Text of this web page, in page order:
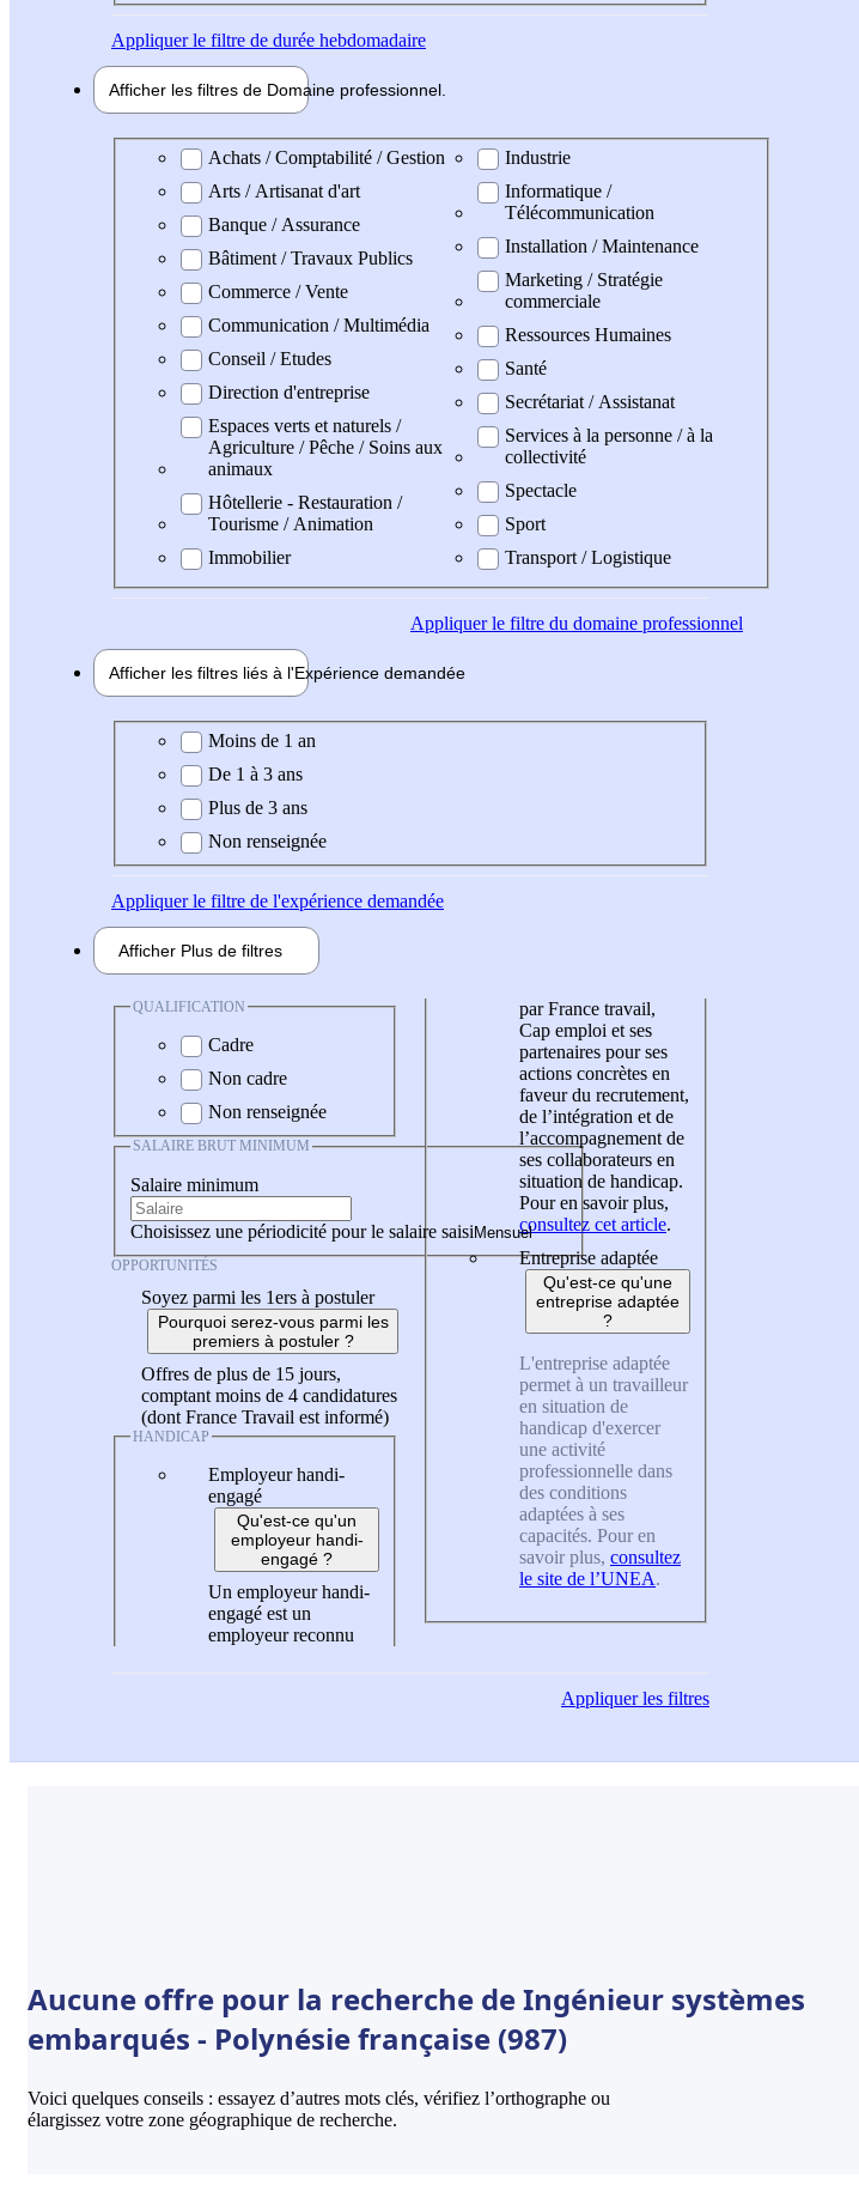
Appliquerle filtre de durée hebdomadaire
Afficher les filtres de Domaine professionnel
Domaine professionel
Achats / Comptabilité / Gestion
Arts / Artisanat d'art
Banque / Assurance
Bâtiment / Travaux Publics
Commerce / Vente
Communication / Multimédia
Conseil / Etudes
Direction d'entreprise
Espaces verts et naturels /
Agriculture / Pêche / Soins aux
animaux
Hôtellerie - Restauration /
Tourisme / Animation
Immobilier
Industrie
Informatique /
Télécommunication
Installation / Maintenance
Marketing / Stratégie
commerciale
Ressources Humaines
Santé
Secrétariat / Assistanat
Services à la personne / à la
collectivité
Spectacle
Sport
Transport / Logistique
Appliquerle filtre du domaine professionnel
Afficher les filtres liés à l'Expérience demandée
Expérience demandée
Moins de 1 an
De 1 à 3 ans
Plus de 3 ans
Non renseignée
Appliquerle filtre de l'expérience demandée
Afficher Plus de filtres
QUALIFICATION
Cadre
Non cadre
Non renseignée
SALAIRE BRUT MINIMUM
Salaire minimum
Choisissez une périodicité pour le salaire saisi
OPPORTUNITÉS
Soyez parmi les 1ers à postuler
Pourquoi serez-vous parmi les
premiers à postuler ?
Offres de plus de 15 jours,
comptant moins de 4 candidatures
(dont France Travail est informé)
HANDICAP
Employeur handi-
engagé
Qu'est-ce qu'un
employeur handi-
engagé ?
Un employeur handi-
engagé est un
employeur reconnu
par France travail,
Cap emploi et ses
partenaires pour ses
actions concrètes en
faveur du recrutement,
de l’intégration et de
l’accompagnement de
ses collaborateurs en
situation de handicap.
Pour en savoir plus,
consultez cet article.
Entreprise adaptée
Qu'est-ce qu'une
entreprise adaptée
?
L'entreprise adaptée
permet à un travailleur
en situation de
handicap d'exercer
une activité
professionnelle dans
des conditions
adaptées à ses
capacités. Pour en
savoir plus, consultez
le site de l’UNEA.
Appliquerles filtres
Aucune offre pour la recherche de Ingénieur systèmes
embarqués - Polynésie française (987)
Voici quelques conseils : essayez d’autres mots clés, vérifiez l’orthographe ou
élargissez votre zone géographique de recherche.